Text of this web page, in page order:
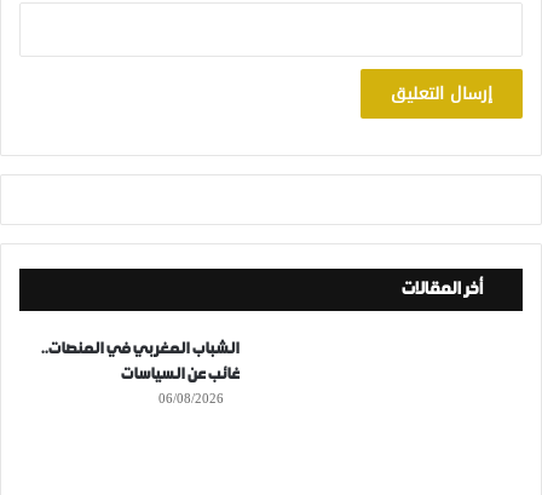
أخر المقالات
الشباب المغربي في المنصات..
غائب عن السياسات
06/08/2026